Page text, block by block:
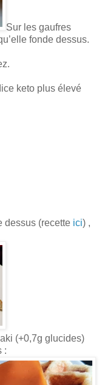
Sur les gaufres
fonde dessus.
keto plus élevé
dessus (recette ici) ,
(+0,7g glucides)
: